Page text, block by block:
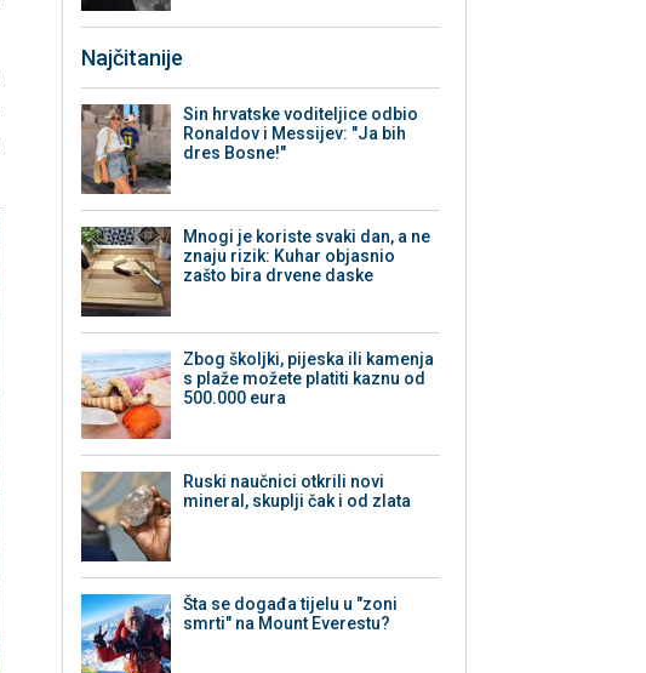
Najčitanije
Sin hrvatske voditeljice odbio
Ronaldov i Messijev: "Ja bih
dres Bosne!"
Mnogi je koriste svaki dan, a ne
znaju rizik: Kuhar objasnio
zašto bira drvene daske
Zbog školjki, pijeska ili kamenja
s plaže možete platiti kaznu od
500.000 eura
Ruski naučnici otkrili novi
mineral, skuplji čak i od zlata
Šta se događa tijelu u "zoni
smrti" na Mount Everestu?